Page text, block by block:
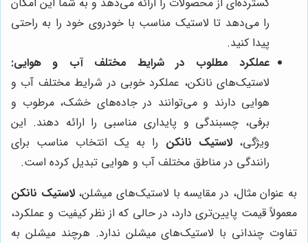
را می‌دهد تا لاستیک مناسب با خودروی خود را به راحتی
پیدا کنید.
عملکرد مطلوب در شرایط مختلف آب و هوایی:
لاستیک‌های نانکن، عملکرد خوبی در شرایط مختلف آب و
هوایی دارند و می‌توانند در جاده‌های خشک، مرطوب و
برفی، چسبندگی و پایداری مناسبی را ارائه دهند. این
ویژگی،لاستیک نانکن را به یک انتخاب مناسب برای
رانندگی در مناطق مختلف آب و هوایی تبدیل کرده است.
به عنوان مثال، در مقایسه با لاستیک‌های میشلن،لاستیک نانکن
معمولاً قیمت پایین‌تری دارد، در حالی که از نظر کیفیت و عملکرد،
تفاوت چندانی با لاستیک‌های میشلن ندارد. هرچند میشلن به